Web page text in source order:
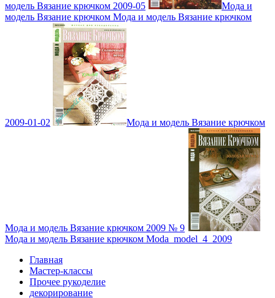
модель Вязание крючком 2009-05
Мода и
модель Вязание крючком Мода и модель Вязание крючком
2009-01-02 Мода и модель Вязание крючком
Мода и модель Вязание крючком 2009 № 9
Мода и модель Вязание крючком Moda_model_4_2009
Главная
Мастер-классы
Прочее рукоделие
декорирование